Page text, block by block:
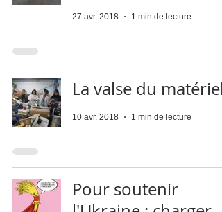
27 avr. 2018 1 min de lecture
La valse du matériel
10 avr. 2018 1 min de lecture
Pour soutenir